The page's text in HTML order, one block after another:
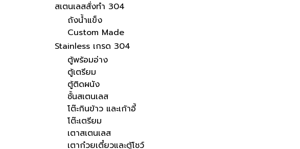
สเตนเลสสั่งทำ 304
ถังน้ำแข็ง
Custom Made
Stainless เกรด 304
ตู้พร้อมอ่าง
ตู้เตรียม
ตู้ติดผนัง
ชั้นสเตนเลส
โต๊ะกินข้าว และเก้าอี้
โต๊ะเตรียม
เตาสเตนเลส
เตาก๋วยเตี๋ยวและตู้โชว์